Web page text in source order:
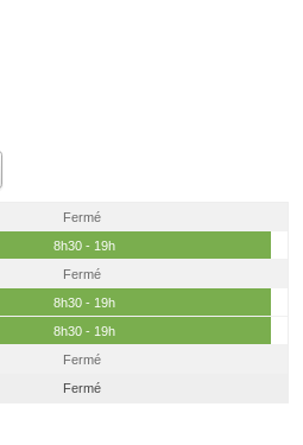
Fermé
8h30 - 19h
Fermé
8h30 - 19h
8h30 - 19h
Fermé
Fermé